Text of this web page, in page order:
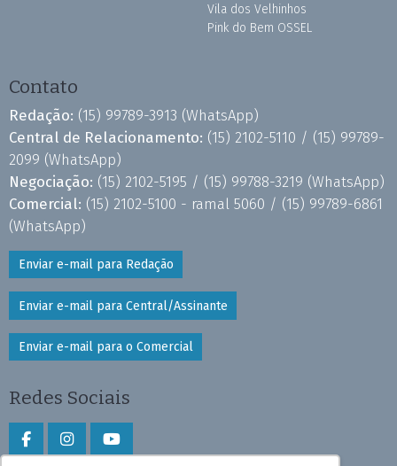
Vila dos Velhinhos
Pink do Bem OSSEL
Contato
Redação: (15) 99789-3913 (WhatsApp)
Central de Relacionamento: (15) 2102-5110 / (15) 99789-
2099 (WhatsApp)
Negociação: (15) 2102-5195 / (15) 99788-3219 (WhatsApp)
Comercial: (15) 2102-5100 - ramal 5060 / (15) 99789-6861
(WhatsApp)
Enviar e-mail para Redação
Enviar e-mail para Central/Assinante
Enviar e-mail para o Comercial
Redes Sociais